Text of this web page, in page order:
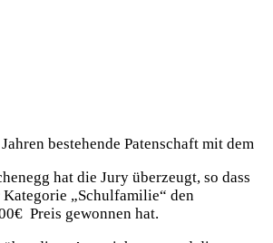
bestehende Patenschaft mit dem
hat die Jury überzeugt, so dass
„Schulfamilie“ den
Preis gewonnen hat.